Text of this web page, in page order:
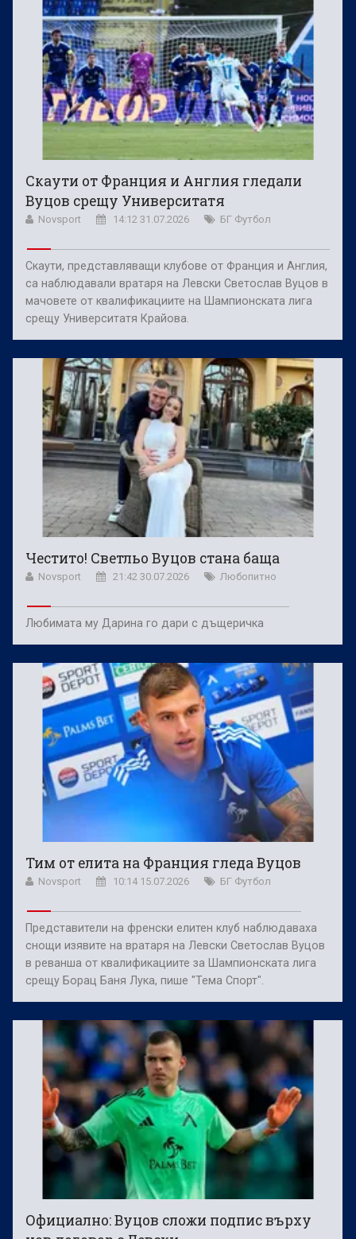
Скаути от Франция и Англия гледали
Вуцов срещу Университатя
Novsport 14:12 31.07.2026 БГ Футбол
Скаути, представляващи клубове от Франция и Англия,
са наблюдавали вратаря на Левски Светослав Вуцов в
мачовете от квалификациите на Шампионската лига
срещу Университатя Крайова.
Честито! Светльо Вуцов стана баща
Novsport 21:42 30.07.2026 Любопитно
Любимата му Дарина го дари с дъщеричка
Тим от елита на Франция гледа Вуцов
Novsport 10:14 15.07.2026 БГ Футбол
Представители на френски елитен клуб наблюдаваха
снощи изявите на вратаря на Левски Светослав Вуцов
в реванша от квалификациите за Шампионската лига
срещу Борац Баня Лука, пише "Тема Спорт".
Официално: Вуцов сложи подпис върху